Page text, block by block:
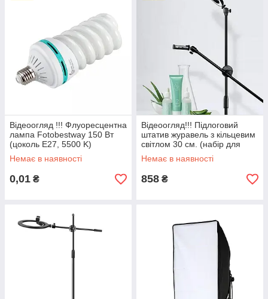
Відеоогляд !!! Флуоресцентна
лампа Fotobestway 150 Вт
(цоколь E27, 5500 K)
Немає в наявності
0,01 ₴
Відеоогляд!!! Підлоговий
штатив журавель з кільцевим
світлом 30 см. (набір для
зйомки flatlay)
Немає в наявності
858 ₴